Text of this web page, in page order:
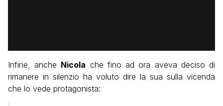
Infine, anche Nicola che fino ad ora aveva deciso di
rimanere in silenzio ha voluto dire la sua sulla vicenda
che lo vede protagonista: